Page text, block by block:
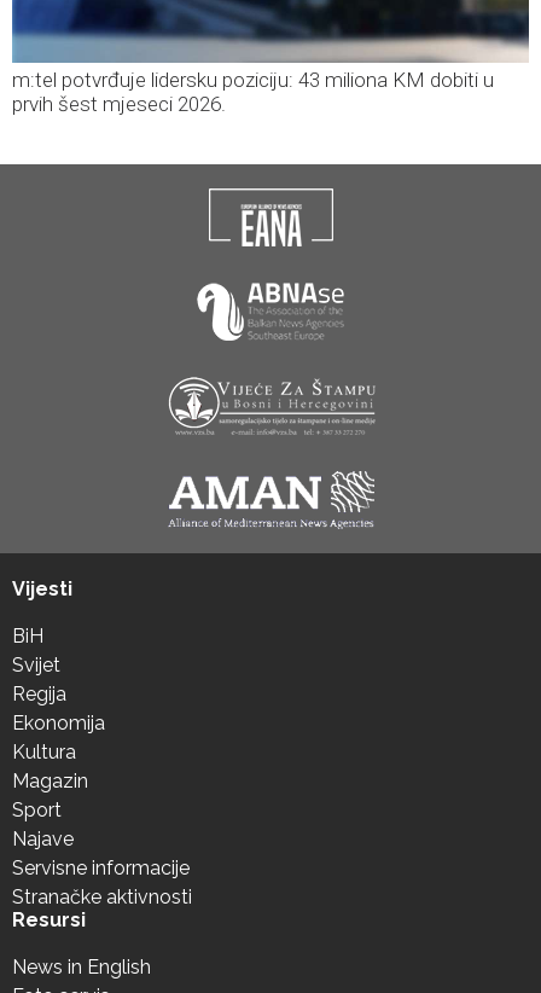
m:tel potvrđuje lidersku poziciju: 43 miliona KM dobiti u
prvih šest mjeseci 2026.
Vijesti
BiH
Svijet
Regija
Ekonomija
Kultura
Magazin
Sport
Najave
Servisne informacije
Stranačke aktivnosti
Resursi
News in English